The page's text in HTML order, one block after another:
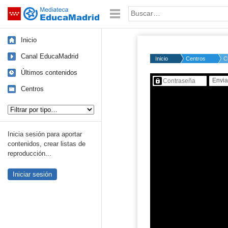
Saltar navegación Palabra o frase:
Inicio
Canal EducaMadrid
Últimos contenidos
Centros
Inicia sesión para aportar
contenidos, crear listas de
reproducción...
Iniciar sesión
Inicio Centros
Contenido protegido…